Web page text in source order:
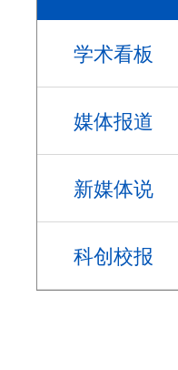
学术看板
媒体报道
新媒体说
科创校报